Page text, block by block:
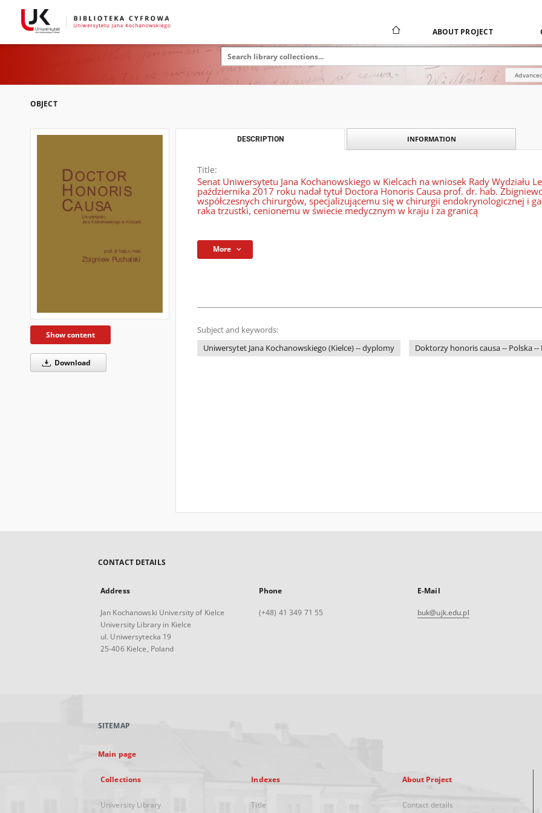
ABOUT PROJECT
OBJECT
Show content
Download
DESCRIPTION INFORMATION
Title:
Senat Uniwersytetu Jana Kochanowskiego w Kielcach na wniosek Rady Wydziału
października 2017 roku nadał tytuł Doctora Honoris Causa prof. dr. hab.
współczesnych chirurgów, specjalizującemu się w chirurgii endokrynologicznej i
raka trzustki, cenionemu w świecie medycznym w kraju i za granicą
More
Subject and keywords:
Uniwersytet Jana Kochanowskiego (Kielce) -- dyplomy
Doktorzy honoris causa -- Polska --
CONTACT DETAILS
Address
Jan Kochanowski University of Kielce
University Library in Kielce
ul. Uniwersytecka 19
25-406 Kielce, Poland
Phone
(+48) 41 349 71 55
E-Mail
buk@ujk.edu.pl
SITEMAP
Main page
Collections
University Library
Indexes
Title
About Project
Contact details